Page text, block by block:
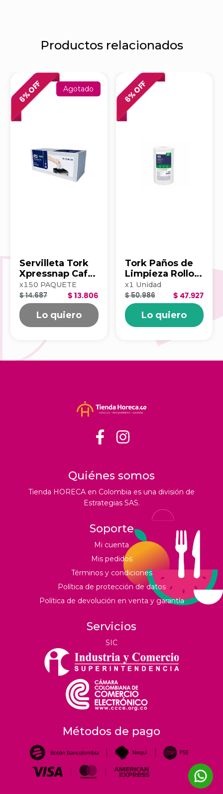
Productos relacionados
6
% OFF Agotado
Servilleta Tork
Xpressnap Cafe
500hj Blanca
202223
x150 PAQUETE
$ 13.806
$ 14.687
Lo quiero
6
% OFF
Tork Paños de
Limpieza Rollo x
100 203390
x1 Unidad
$ 47.927
$ 50.986
Lo quiero
Quiénes somos
Tienda HORECA en Colombia es una división de
Estrategias SAS.
Soporte
Mi cuenta
Mis pedidos
Términos y condiciones
Política de protección de datos
Política de devolución en venta y garantía
Servicios
SIC
Métodos de pago